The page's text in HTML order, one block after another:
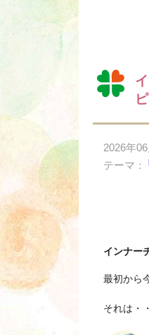
2026年
テーマ：
インナー
最初から
それは・